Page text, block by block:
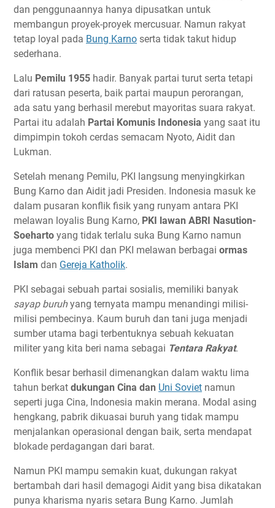
dan penggunaannya hanya dipusatkan untuk
membangun proyek-proyek mercusuar. Namun rakyat
tetap loyal pada Bung Karno serta tidak takut hidup
sederhana.
Lalu Pemilu 1955 hadir. Banyak partai turut serta tetapi
dari ratusan peserta, baik partai maupun perorangan,
ada satu yang berhasil merebut mayoritas suara rakyat.
Partai itu adalah Partai Komunis Indonesia yang saat itu
dimpimpin tokoh cerdas semacam Nyoto, Aidit dan
Lukman.
Setelah menang Pemilu, PKI langsung menyingkirkan
Bung Karno dan Aidit jadi Presiden. Indonesia masuk ke
dalam pusaran konflik fisik yang runyam antara PKI
melawan loyalis Bung Karno, PKI lawan ABRI Nasution-
Soeharto yang tidak terlalu suka Bung Karno namun
juga membenci PKI dan PKI melawan berbagai ormas
Islam dan Gereja Katholik.
PKI sebagai sebuah partai sosialis, memiliki banyak
sayap buruhyang ternyata mampu menandingi milisi-
milisi pembecinya. Kaum buruh dan tani juga menjadi
sumber utama bagi terbentuknya sebuah kekuatan
militer yang kita beri nama sebagai Tentara Rakyat.
Konflik besar berhasil dimenangkan dalam waktu lima
tahun berkat dukungan Cina dan Uni Soviet namun
seperti juga Cina, Indonesia makin merana. Modal asing
hengkang, pabrik dikuasai buruh yang tidak mampu
menjalankan operasional dengan baik, serta mendapat
blokade perdagangan dari barat.
Namun PKI mampu semakin kuat, dukungan rakyat
bertambah dari hasil demagogi Aidit yang bisa dikatakan
punya kharisma nyaris setara Bung Karno. Jumlah